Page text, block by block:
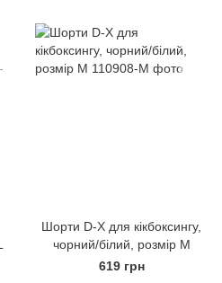
Шорти D-X для кікбоксингу,
чорний/білий, розмір M
619 грн